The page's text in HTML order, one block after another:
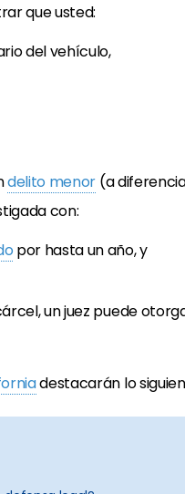
que usted:
del vehículo,
delito menor (a
con:
por hasta un año, y
un juez puede
destacarán lo